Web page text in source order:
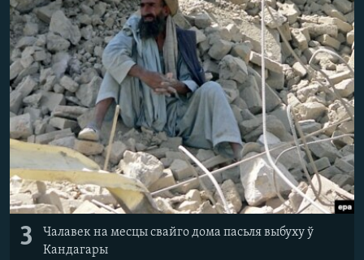
3
Чалавек на месцы свайго дома пасьля выбуху ў
Кандагары